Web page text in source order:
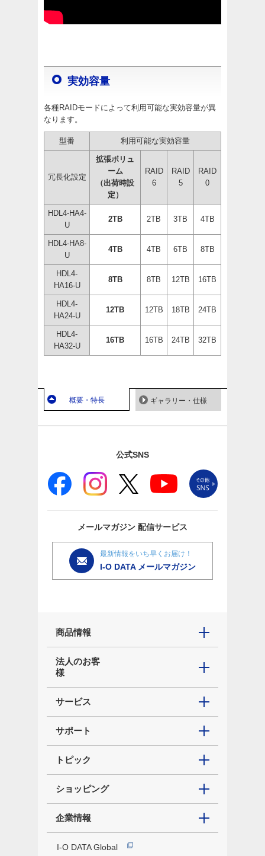
実効容量
各種RAIDモードによって利用可能な実効容量が異
なります。
型番 利用可能な実効容量
冗長化設定
拡張ボリュ
ーム
（出荷時設
定）
RAID
6
RAID
5
RAID
0
HDL4-HA4-
U
2TB 2TB 3TB 4TB
HDL4-HA8-
U
4TB 4TB 6TB 8TB
HDL4-
HA16-U
8TB 8TB 12TB 16TB
HDL4-
HA24-U
12TB 12TB 18TB 24TB
HDL4-
HA32-U
16TB 16TB 24TB 32TB
概要・特長 ギャラリー・仕様
公式SNS
メールマガジン 配信サービス
最新情報をいち早くお届け！
I-O DATA メールマガジン
商品情報
法人のお客
様
サービス
サポート
トピック
ショッピング
企業情報
I-O DATA Global